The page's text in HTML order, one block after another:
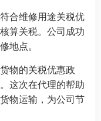
合维修用途关税优
算关税。公司成功
地点。
物的关税优惠政
这次在代理的帮助
物运输，为公司节